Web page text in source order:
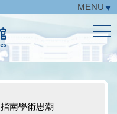
MENU
指南學術思潮